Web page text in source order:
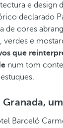
e design
declarado
de cores
verdes e
que
num tom
Granada,
Barceló